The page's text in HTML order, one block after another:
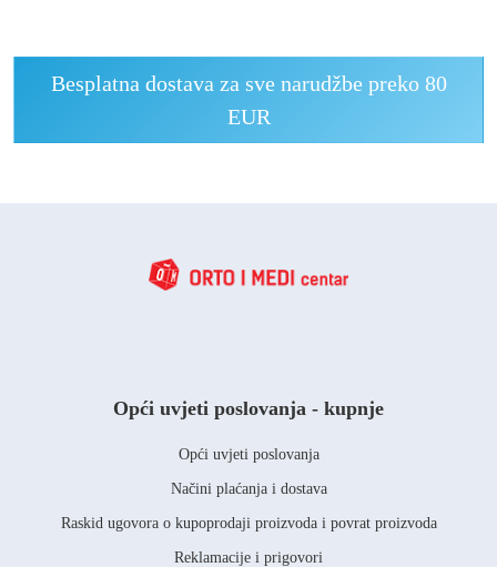
Besplatna dostava za sve narudžbe preko 80
EUR
Opći uvjeti poslovanja - kupnje
Opći uvjeti poslovanja
Načini plaćanja i dostava
Raskid ugovora o kupoprodaji proizvoda i povrat proizvoda
Reklamacije i prigovori